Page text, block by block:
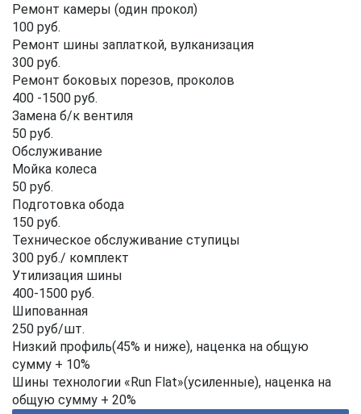
Ремонт камеры (один прокол)
100 руб.
Ремонт шины заплаткой, вулканизация
300 руб.
Ремонт боковых порезов, проколов
400 -1500 руб.
Замена б/к вентиля
50 руб.
Обслуживание
Мойка колеса
50 руб.
Подготовка обода
150 руб.
Техническое обслуживание ступицы
300 руб./ комплект
Утилизация шины
400-1500 руб.
Шипованная
250 руб/шт.
Низкий профиль(45% и ниже), наценка на общую
сумму + 10%
Шины технологии «Run Flat»(усиленные), наценка на
общую сумму + 20%